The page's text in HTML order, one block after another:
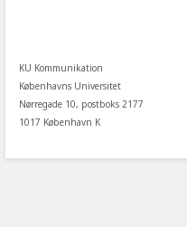
KU Kommunikation
Københavns Universitet
Nørregade 10, postboks 2177
1017 København K